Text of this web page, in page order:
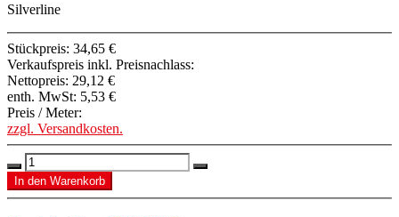
Silverline
Stückpreis: 34,65 €
Verkaufspreis inkl. Preisnachlass:
Nettopreis: 29,12 €
enth. MwSt: 5,53 €
Preis / Meter:
zzgl. Versandkosten.